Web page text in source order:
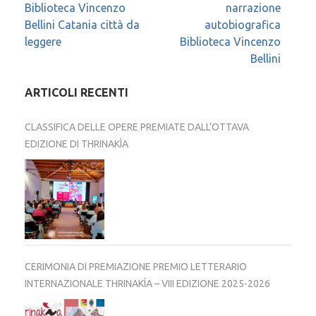
Biblioteca Vincenzo
Bellini Catania città da
leggere
narrazione
autobiografica
Biblioteca Vincenzo
Bellini
ARTICOLI RECENTI
CLASSIFICA DELLE OPERE PREMIATE DALL’OTTAVA
EDIZIONE DI THRINAKÌA
CERIMONIA DI PREMIAZIONE PREMIO LETTERARIO
INTERNAZIONALE THRINAKÌA – VIII EDIZIONE 2025-2026